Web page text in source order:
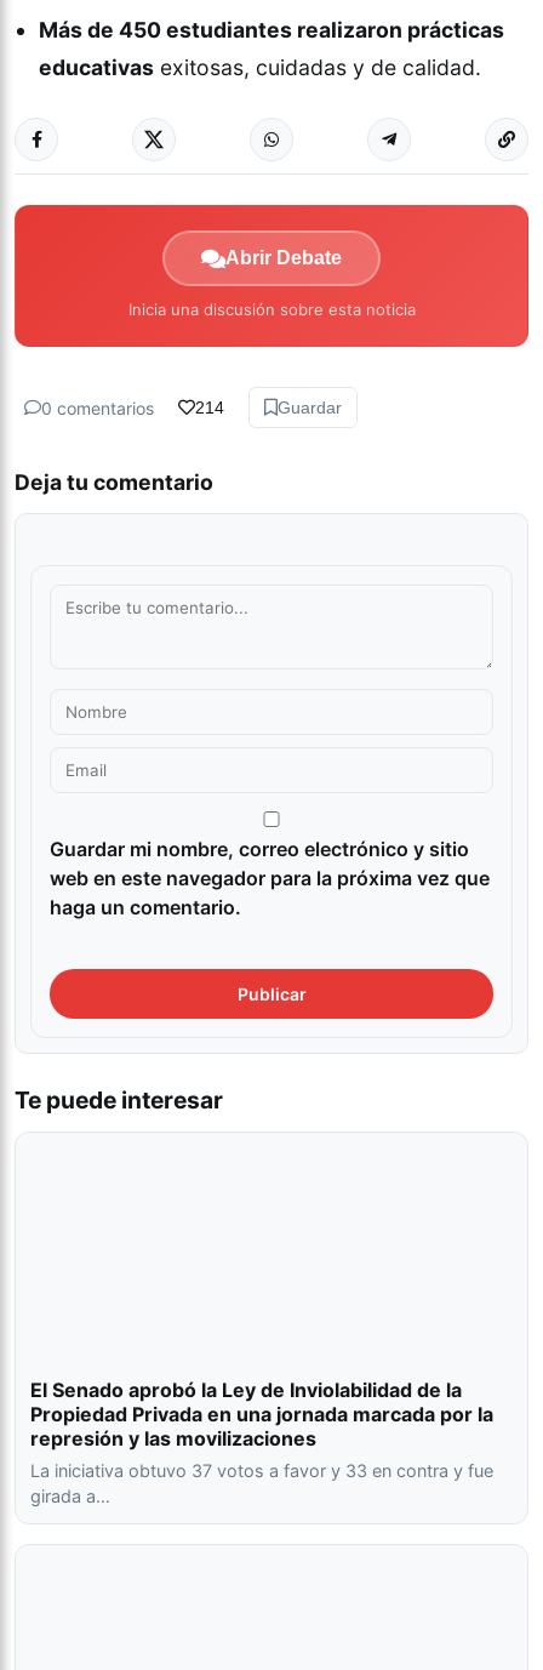
Más de 450 estudiantes realizaron prácticas
educativas exitosas, cuidadas y de calidad.
Abrir Debate
Inicia una discusión sobre esta noticia
0 comentarios 214 Guardar
Deja tu comentario
Guardar mi nombre, correo electrónico y sitio
web en este navegador para la próxima vez que
haga un comentario.
Te puede interesar
El Senado aprobó la Ley de Inviolabilidad de la
Propiedad Privada en una jornada marcada por la
represión y las movilizaciones
La iniciativa obtuvo 37 votos a favor y 33 en contra y fue
girada a…